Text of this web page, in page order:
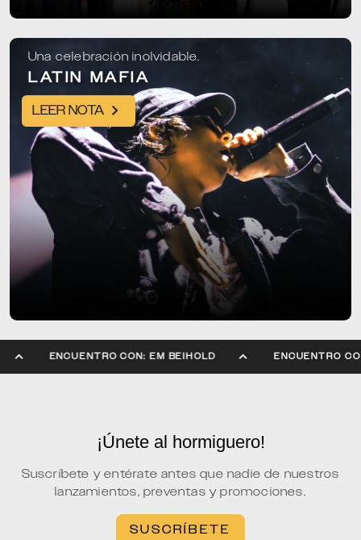
Una celebración inolvidable.
LATIN MAFIA
LEER NOTA
ENCUENTRO CON: EM BEIHOLD
¡Únete al hormiguero!
Suscríbete y entérate antes que nadie de nuestros
lanzamientos, preventas y promociones.
SUSCRÍBETE